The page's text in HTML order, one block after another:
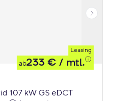
Leasing
ab233 € / mtl.
107 kW GS eDCT